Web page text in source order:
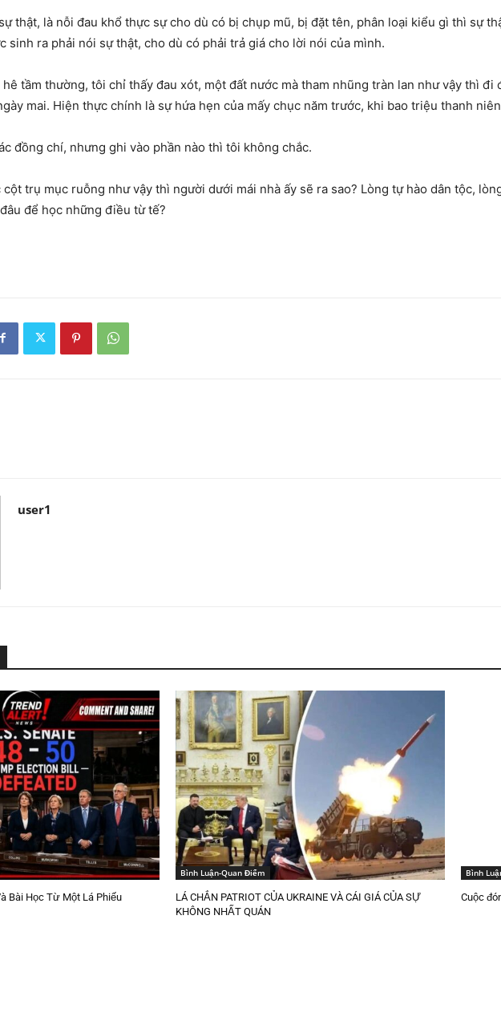
thật, là nỗi đau khổ thực sự cho dù có bị chụp mũ, bị đặt tên, phân loại kiểu gì thì sự
sinh ra phải nói sự thật, cho dù có phải trả giá cho lời nói của mình.
tầm thường, tôi chỉ thấy đau xót, một đất nước mà tham nhũng tràn lan như vậy thì đi
mai. Hiện thực chính là sự hứa hẹn của mấy chục năm trước, khi bao triệu thanh
đồng chí, nhưng ghi vào phần nào thì tôi không chắc.
cột trụ mục ruỗng như vậy thì người dưới mái nhà ấy sẽ ra sao? Lòng tự hào dân tộc,
để học những điều từ tế?
user1
Bài Học Từ Một Lá Phiếu
Bình Luận-Quan Điểm
LÁ CHẮN PATRIOT CỦA UKRAINE VÀ CÁI GIÁ CỦA SỰ
KHÔNG NHẤT QUÁN
Bình
Cuộc